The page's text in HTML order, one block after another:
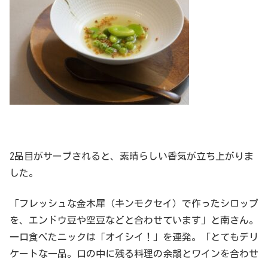
2品目がサーブされると、素晴らしい香気が立ち上がりま
した。
「フレッシュな金木犀（キンモクセイ）で作ったシロップ
を、エンドウ豆や空豆などと合わせています」と南さん。
一口食べたニックは「オイシイ！」を連発。「とてもデリ
ケートな一品。口の中に残る料理の余韻とワインを合わせ